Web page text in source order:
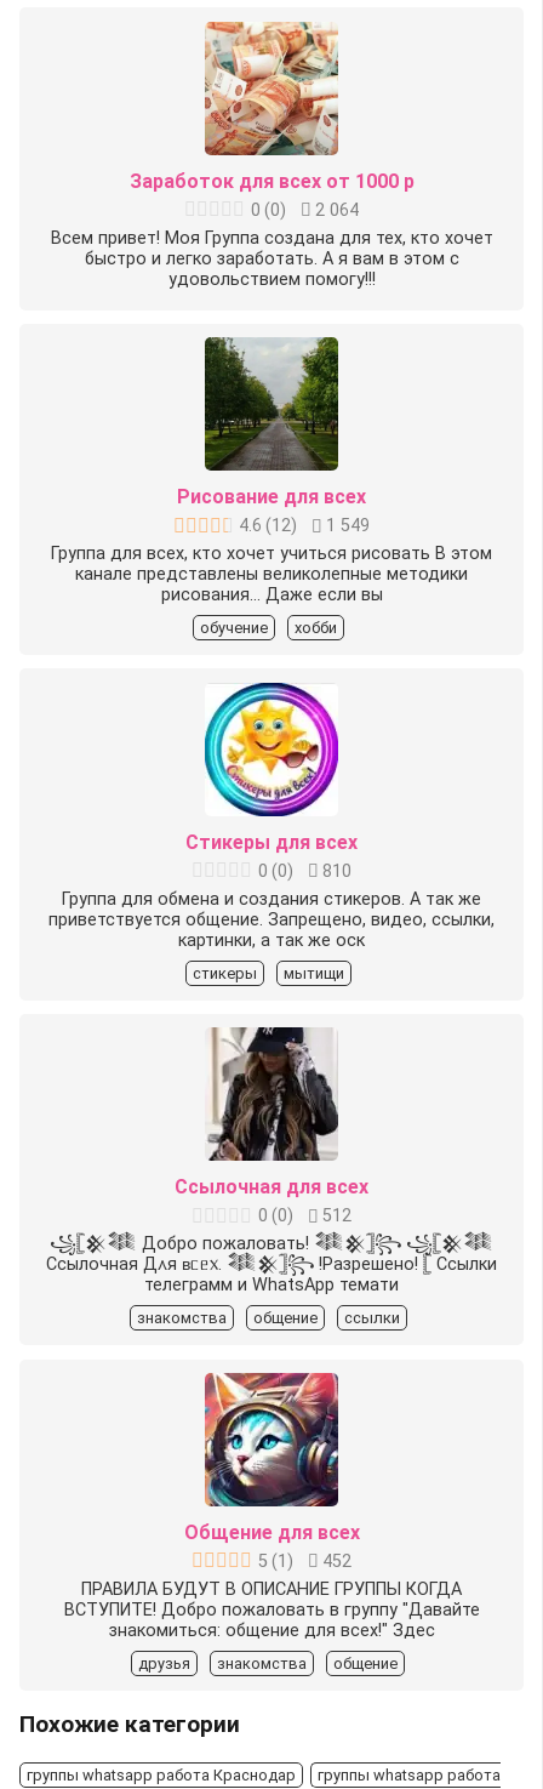
Заработок для всех от 1000 р
0 (0)
2 064
Всем привет! Моя Группа создана для тех, кто хочет
быстро и легко заработать. А я вам в этом с
удовольствием помогу!!!
Рисование для всех
4.6 (12)
1 549
Группа для всех, кто хочет учиться рисовать В этом
канале представлены великолепные методики
рисования... Даже если вы
обучение хобби
Стикеры для всех
0 (0)
810
Группа для обмена и создания стикеров. А так же
приветствуется общение. Запрещено, видео, ссылки,
картинки, а так же оск
стикеры мытищи
Ссылочная для всех
0 (0)
512
꧁𓊈𒆜𒈞 Добро пожаловать! 𒈞𒆜𓊉꧂ ꧁𓊈𒆜𒈞
Ссылочная Д᧘я ʙᥴᥱ᥊. 𒈞𒆜𓊉꧂ ️!Разрешено!️ 𓊈 Ссылки
телеграмм и WhatsApp темати
знакомства общение ссылки
Общение для всех
5 (1 )
452
ПРАВИЛА БУДУТ В ОПИСАНИЕ ГРУППЫ КОГДА
ВСТУПИТЕ! Добро пожаловать в группу "Давайте
знакомиться: общение для всех!" Здес
друзья знакомства общение
Похожие категории
группы whatsapp работа Краснодар
группы whatsapp работа